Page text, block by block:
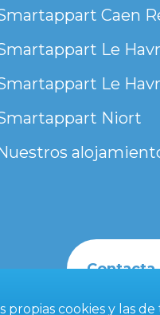
Caen
Le
Le
Niort
Contacta
propias cookies y las